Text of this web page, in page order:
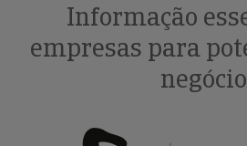
Informação
empresas para
negócio